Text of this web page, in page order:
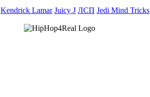
Kendrick Lamar Juicy J ЛСП Jedi Mind Tricks